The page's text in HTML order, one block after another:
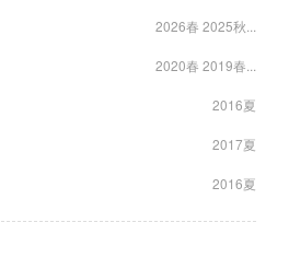
2026春 2025秋...
2020春 2019春...
2016夏
2017夏
2016夏